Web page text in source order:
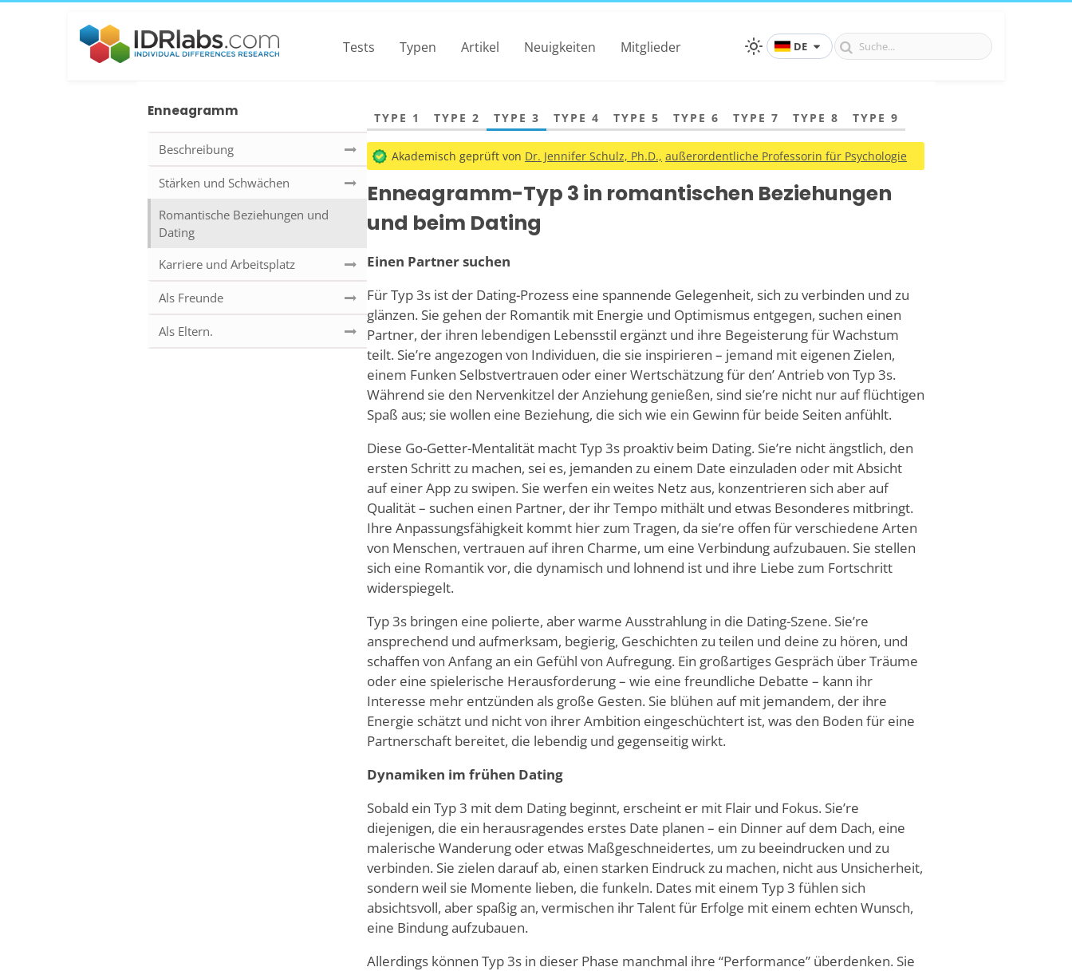
Tests Typen Artikel Neuigkeiten Mitglieder DE
Enneagramm
Beschreibung
Stärken und Schwächen
Romantische Beziehungen und
Dating
Karriere und Arbeitsplatz
Als Freunde
Als Eltern.
TYPE 1 TYPE 2 TYPE 3 TYPE 4 TYPE 5 TYPE 6 TYPE 7 TYPE 8 TYPE 9
Akademisch geprüft von Dr. Jennifer Schulz, Ph.D., außerordentliche Professorin für Psychologie
Enneagramm-Typ 3 in romantischen Beziehungen
und beim Dating
Einen Partner suchen
Für Typ 3s ist der Dating-Prozess eine spannende Gelegenheit, sich zu verbinden und zu
glänzen. Sie gehen der Romantik mit Energie und Optimismus entgegen, suchen einen
Partner, der ihren lebendigen Lebensstil ergänzt und ihre Begeisterung für Wachstum
teilt. Sie’re angezogen von Individuen, die sie inspirieren – jemand mit eigenen Zielen,
einem Funken Selbstvertrauen oder einer Wertschätzung für den’Antrieb von Typ 3s.
Während sie den Nervenkitzel der Anziehung genießen, sind sie’re nicht nur auf flüchtigen
Spaß aus; sie wollen eine Beziehung, die sich wie ein Gewinn für beide Seiten anfühlt.
Diese Go-Getter-Mentalität macht Typ 3s proaktiv beim Dating. Sie’re nicht ängstlich, den
ersten Schritt zu machen, sei es, jemanden zu einem Date einzuladen oder mit Absicht
auf einer App zu swipen. Sie werfen ein weites Netz aus, konzentrieren sich aber auf
Qualität – suchen einen Partner, der ihr Tempo mithält und etwas Besonderes mitbringt.
Ihre Anpassungsfähigkeit kommt hier zum Tragen, da sie’re offen für verschiedene Arten
von Menschen, vertrauen auf ihren Charme, um eine Verbindung aufzubauen. Sie stellen
sich eine Romantik vor, die dynamisch und lohnend ist und ihre Liebe zum Fortschritt
widerspiegelt.
Typ 3s bringen eine polierte, aber warme Ausstrahlung in die Dating-Szene. Sie’re
ansprechend und aufmerksam, begierig, Geschichten zu teilen und deine zu hören, und
schaffen von Anfang an ein Gefühl von Aufregung. Ein großartiges Gespräch über Träume
oder eine spielerische Herausforderung – wie eine freundliche Debatte – kann ihr
Interesse mehr entzünden als große Gesten. Sie blühen auf mit jemandem, der ihre
Energie schätzt und nicht von ihrer Ambition eingeschüchtert ist, was den Boden für eine
Partnerschaft bereitet, die lebendig und gegenseitig wirkt.
Dynamiken im frühen Dating
Sobald ein Typ 3 mit dem Dating beginnt, erscheint er mit Flair und Fokus. Sie’re
diejenigen, die ein herausragendes erstes Date planen – ein Dinner auf dem Dach, eine
malerische Wanderung oder etwas Maßgeschneidertes, um zu beeindrucken und zu
verbinden. Sie zielen darauf ab, einen starken Eindruck zu machen, nicht aus Unsicherheit,
sondern weil sie Momente lieben, die funkeln. Dates mit einem Typ 3 fühlen sich
absichtsvoll, aber spaßig an, vermischen ihr Talent für Erfolge mit einem echten Wunsch,
eine Bindung aufzubauen.
Allerdings können Typ 3s in dieser Phase manchmal ihre “Performance” überdenken. Sie